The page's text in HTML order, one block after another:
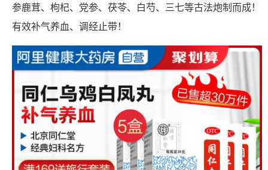
参鹿茸、枸杞、党参、茯苓、白芍、三七等古法炮制而成！
有效补气养血、调经止带！